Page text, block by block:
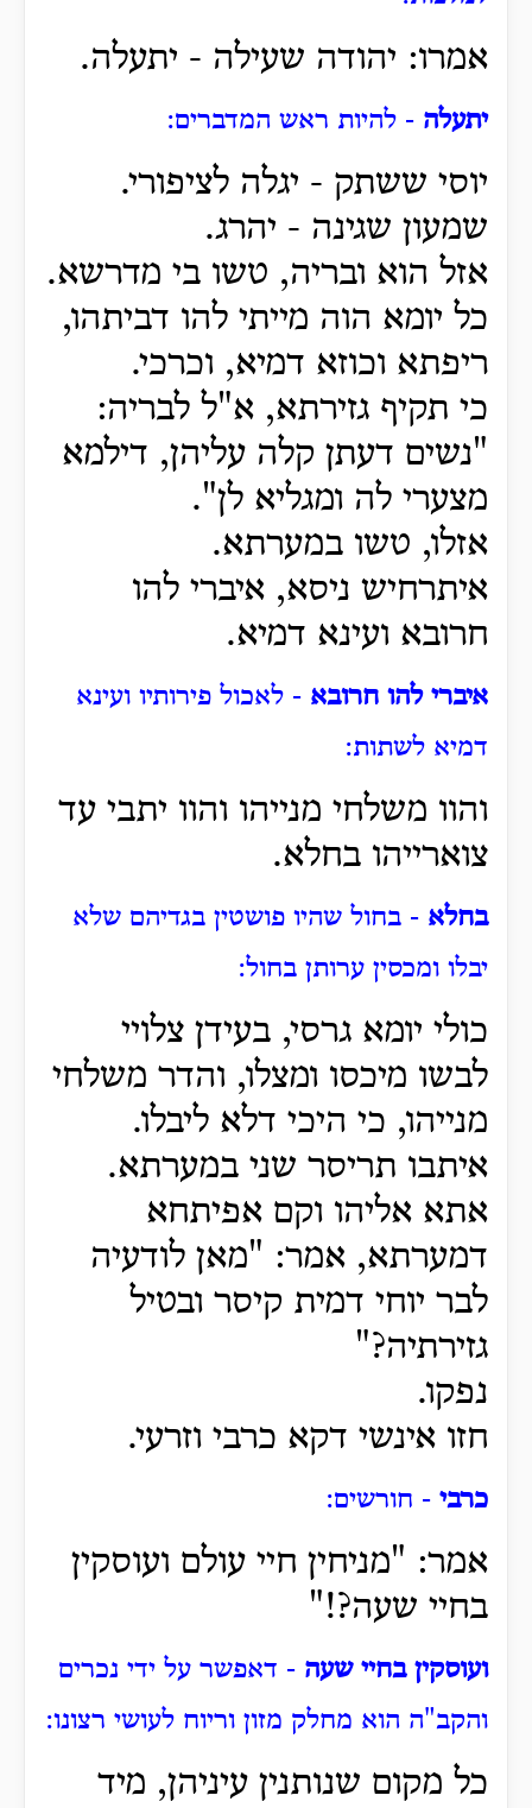
אמרו: יהודה שעילה - יתעלה.
יתעלה - להיות ראש המדברים:
יוסי ששתק - יגלה לציפורי.
שמעון שגינה - יהרג.
אזל הוא ובריה, טשו בי מדרשא.
כל יומא הוה מייתי להו דביתהו,
ריפתא וכוזא דמיא, וכרכי.
כי תקיף גזירתא, א"ל לבריה:
"נשים דעתן קלה עליהן, דילמא
מצערי לה ומגליא לן".
אזלו, טשו במערתא.
איתרחיש ניסא, איברי להו
חרובא ועינא דמיא.
איברי להו חרובא - לאכול פירותיו ועינא
דמיא לשתות:
והוו משלחי מנייהו והוו יתבי עד
צוארייהו בחלא.
בחלא - בחול שהיו פושטין בגדיהם שלא
יבלו ומכסין ערותן בחול:
כולי יומא גרסי, בעידן צלויי
לבשו מיכסו ומצלו, והדר משלחי
מנייהו, כי היכי דלא ליבלו.
איתבו תריסר שני במערתא.
אתא אליהו וקם אפיתחא
דמערתא, אמר: "מאן לודעיה
לבר יוחי דמית קיסר ובטיל
גזירתיה?"
נפקו.
חזו אינשי דקא כרבי וזרעי.
כרבי - חורשים:
אמר: "מניחין חיי עולם ועוסקין
בחיי שעה?!"
ועוסקין בחיי שעה - דאפשר על ידי נכרים
והקב"ה הוא מחלק מזון וריוח לעושי רצונו:
כל מקום שנותנין עיניהן, מיד